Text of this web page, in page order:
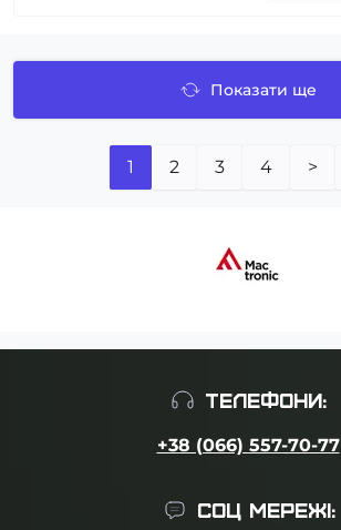
Показати ще
1 2 3 4 >
ТЕЛЕФОНИ:
+38 (066) 557-70-77
СОЦ МЕРЕЖІ: